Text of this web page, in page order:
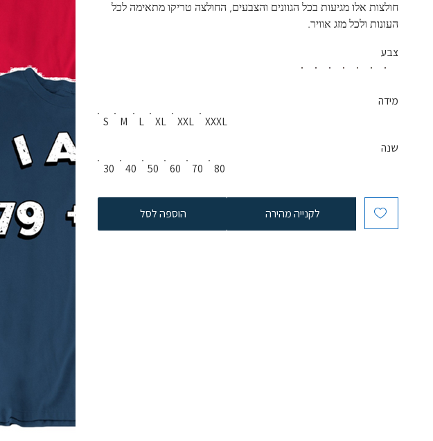
חולצות אלו מגיעות בכל הגוונים והצבעים, החולצה טריקו מתאימה לכל
העונות ולכל מזג אוויר.
צבע
S M L XL XXL XXXL
מידה
30 40 50 60 70 80
שנה
הוספה לסל לקנייה מהירה